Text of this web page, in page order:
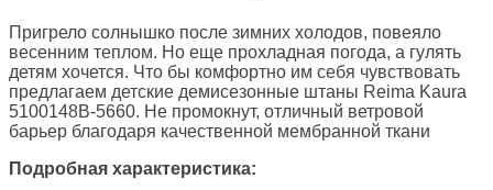
Пригрело солнышко после зимних холодов, повеяло
весенним теплом. Но еще прохладная погода, а гулять
детям хочется. Что бы комфортно им себя чувствовать
предлагаем детские демисезонные штаны Reima Kaura
5100148B-5660. Не промокнут, отличный ветровой
барьер благодаря качественной мембранной ткани
Подробная характеристика: